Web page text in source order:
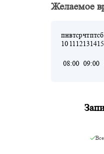
Желаемое
пн
10
вт
11
ср
12
чт
13
пт
14
сб
15
08:00 09:00